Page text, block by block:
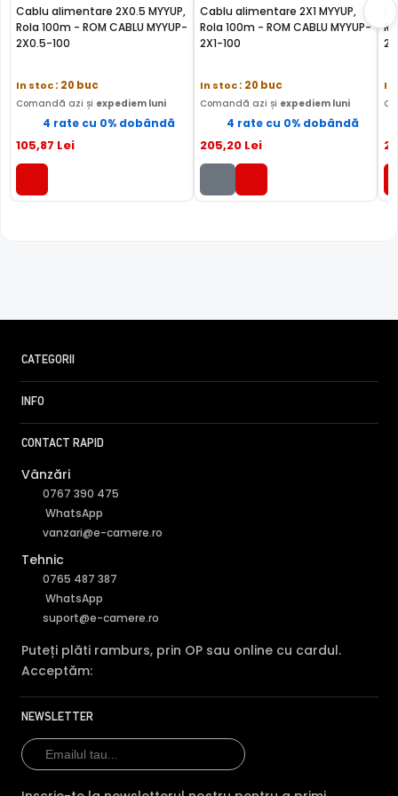
Cablu alimentare 2X0.5 MYYUP,
Rola 100m - ROM CABLU MYYUP-
2X0.5-100
In stoc: 20 buc
Comandă azi și expediem luni
4 rate cu 0% dobândă
105,87 Lei
Cablu alimentare 2X1 MYYUP,
Rola 100m - ROM CABLU MYYUP-
2X1-100
In stoc: 20 buc
Comandă azi și expediem luni
4 rate cu 0% dobândă
205,20 Lei
In
CATEGORII
INFO
CONTACT RAPID
Vânzări
0767 390 475
WhatsApp
vanzari@e-camere.ro
Tehnic
0765 487 387
WhatsApp
suport@e-camere.ro
Puteți plăti ramburs, prin OP sau online cu cardul.
Acceptăm:
NEWSLETTER